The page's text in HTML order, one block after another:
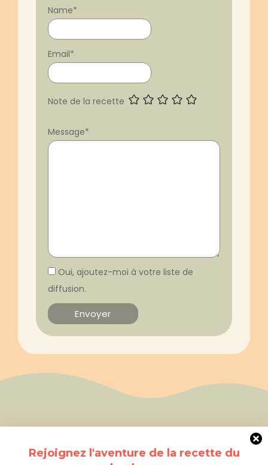
Note de la recette
Message*
Name*
Email*
Oui, ajoutez-moi à votre liste de
diffusion.
Rejoignez l'aventure de la recette du